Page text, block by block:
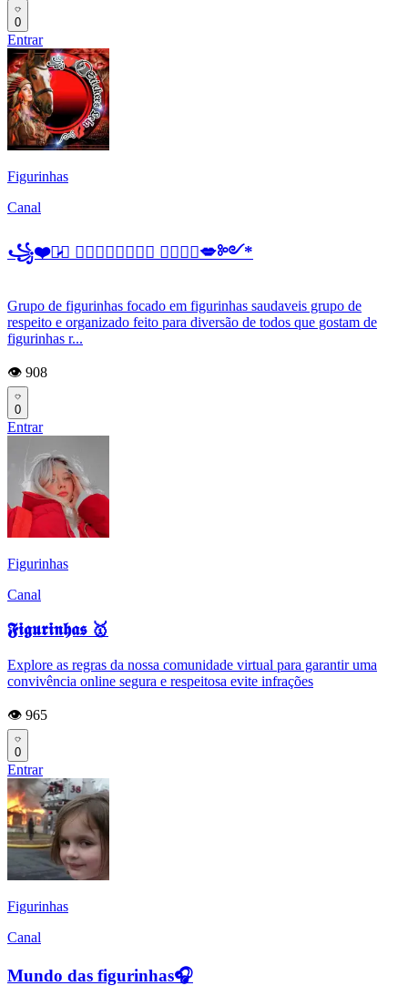
0
Entrar
Figurinhas
Canal
꧁❤️𔒰̷̷̷⃝ 𝕾𝖙𝖎𝖈𝖐𝖊𝖗𝖘 𝕷𝖊𝖑𝖆💋༻*
Grupo de figurinhas focado em figurinhas saudaveis grupo de
respeito e organizado feito para diversão de todos que gostam de
figurinhas r...
👁️ 908
0
Entrar
Figurinhas
Canal
𝕱𝖎𝖌𝖚𝖗𝖎𝖓𝖍𝖆𝖘 🥇
Explore as regras da nossa comunidade virtual para garantir uma
convivência online segura e respeitosa evite infrações
👁️ 965
0
Entrar
Figurinhas
Canal
Mundo das figurinhas🎧